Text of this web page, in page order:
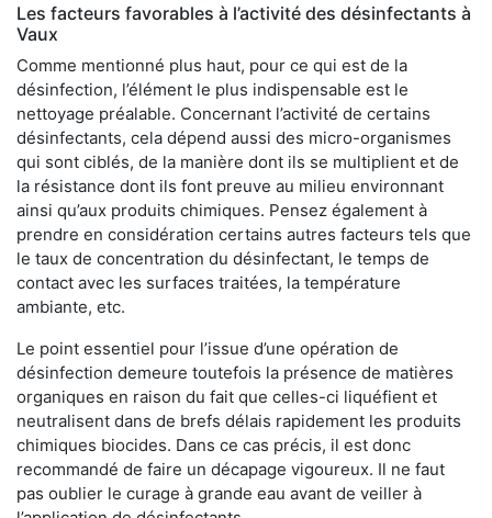
Les facteurs favorables à l’activité des désinfectants à
Vaux
Comme mentionné plus haut, pour ce qui est de la
désinfection, l’élément le plus indispensable est le
nettoyage préalable. Concernant l’activité de certains
désinfectants, cela dépend aussi des micro-organismes
qui sont ciblés, de la manière dont ils se multiplient et de
la résistance dont ils font preuve au milieu environnant
ainsi qu’aux produits chimiques. Pensez également à
prendre en considération certains autres facteurs tels que
le taux de concentration du désinfectant, le temps de
contact avec les surfaces traitées, la température
ambiante, etc.
Le point essentiel pour l’issue d’une opération de
désinfection demeure toutefois la présence de matières
organiques en raison du fait que celles-ci liquéfient et
neutralisent dans de brefs délais rapidement les produits
chimiques biocides. Dans ce cas précis, il est donc
recommandé de faire un décapage vigoureux. Il ne faut
pas oublier le curage à grande eau avant de veiller à